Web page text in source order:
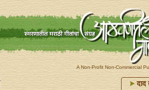
A Non-Profit Non-Commercial
दाद